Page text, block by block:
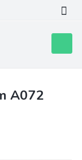
košík
A072